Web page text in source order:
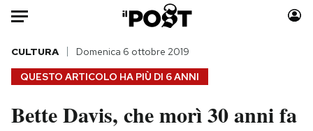
Auto
HOME
Italia
Moda
QUESTO ARTICOLO HA PIÙ DI 6 ANNI
CULTURA Domenica 6 ottobre 2019
Bette Davis, che morì 30 anni fa